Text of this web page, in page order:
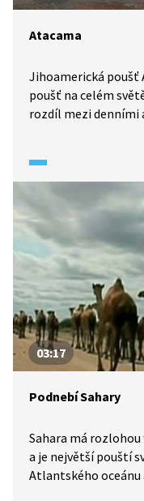
Atacama
Jihoamerická poušť
poušť na celém
rozdíl mezi
03:17
Podnebí Sahary
Sahara má
a je největší pouští
Atlantského oceánu